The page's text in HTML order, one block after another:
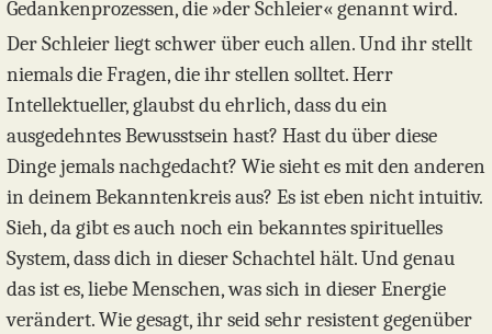
Gedankenprozessen, die »der Schleier« genannt wird.
Der Schleier liegt schwer über euch allen. Und ihr stellt
niemals die Fragen, die ihr stellen solltet. Herr
Intellektueller, glaubst du ehrlich, dass du ein
ausgedehntes Bewusstsein hast? Hast du über diese
Dinge jemals nachgedacht? Wie sieht es mit den anderen
in deinem Bekanntenkreis aus? Es ist eben nicht intuitiv.
Sieh, da gibt es auch noch ein bekanntes spirituelles
System, dass dich in dieser Schachtel hält. Und genau
das ist es, liebe Menschen, was sich in dieser Energie
verändert. Wie gesagt, ihr seid sehr resistent gegenüber